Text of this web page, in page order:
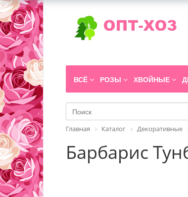
ВСЁ РОЗЫ ХВОЙНЫЕ
Главная Каталог Декоративные
Барбарис